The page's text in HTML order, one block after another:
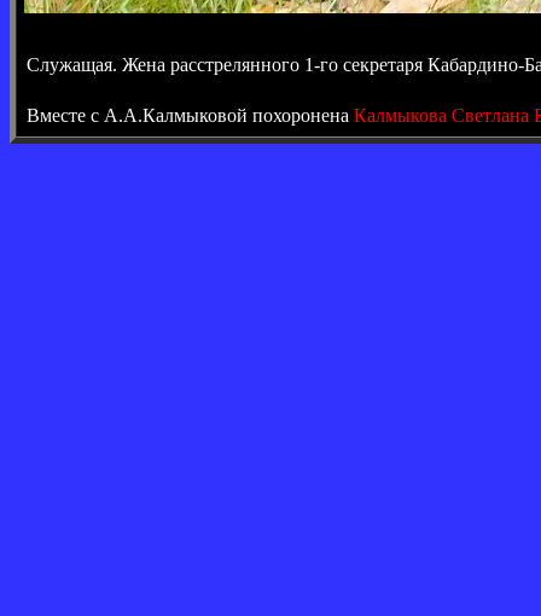
Служащая. Жена расстрелянного 1-го секретаря
Вместе с А.А.Калмыковой похоронена Калмыкова Светлана